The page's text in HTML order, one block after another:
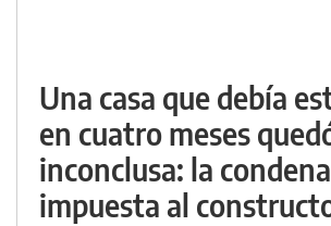
Una casa que debía
en cuatro meses
inconclusa: la condena
impuesta al